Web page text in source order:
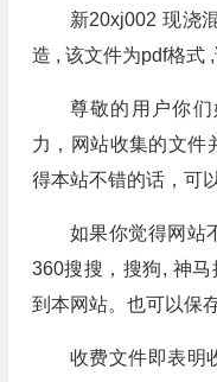
新20xj002 现浇
造 , 该文件为pdf格式
尊敬的用户你
力，网站收集的文件
得本站不错的话，可
如果你觉得网站
360搜搜，搜狗, 神马
到本网站。也可以保
收费文件即表明